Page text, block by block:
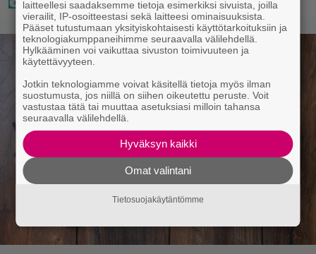
laitteellesi saadaksemme tietoja esimerkiksi sivuista, joilla
vierailit, IP-osoitteestasi sekä laitteesi ominaisuuksista.
Pääset tutustumaan yksityiskohtaisesti käyttötarkoituksiin ja
teknologiakumppaneihimme seuraavalla välilehdellä.
Hylkääminen voi vaikuttaa sivuston toimivuuteen ja
käytettävyyteen.
Jotkin teknologiamme voivat käsitellä tietoja myös ilman
suostumusta, jos niillä on siihen oikeutettu peruste. Voit
vastustaa tätä tai muuttaa asetuksiasi milloin tahansa
seuraavalla välilehdellä.
Hyväksyn kaikki
Omat valintani
Tietosuojakäytäntömme